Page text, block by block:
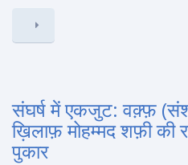
संघर्ष में एकजुट: वक़्फ़
ख़िलाफ़ मोहम्मद शफ़ी की
पुकार